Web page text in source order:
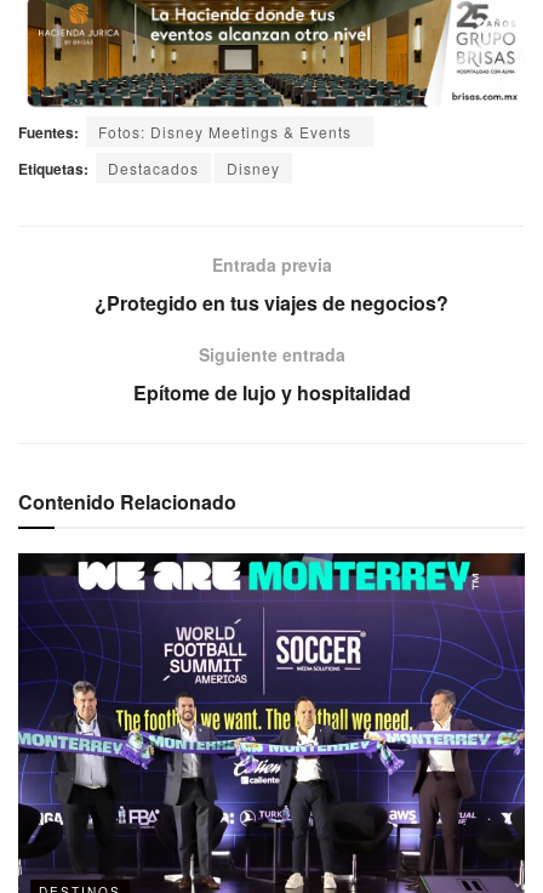
Fuentes: Fotos: Disney Meetings & Events
Etiquetas: Destacados Disney
Entrada previa
¿Protegido en tus viajes de negocios?
Siguiente entrada
Epítome de lujo y hospitalidad
Contenido Relacionado